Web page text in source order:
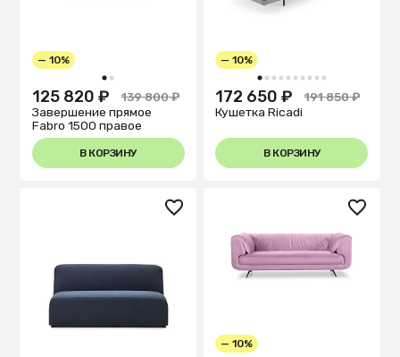
1 2
— 10%
125 820 ₽
139 800 ₽
Завершение прямое
Fabro 1500 правое
В КОРЗИНУ
1 2 3 4 5 6 7 8 9 10
— 10%
172 650 ₽
191 850 ₽
Кушетка Ricadi
В КОРЗИНУ
— 10%